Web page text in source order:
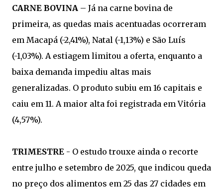
CARNE BOVINA – Já na carne bovina de
primeira, as quedas mais acentuadas ocorreram
em Macapá (-2,41%), Natal (-1,13%) e São Luís
(-1,03%). A estiagem limitou a oferta, enquanto a
baixa demanda impediu altas mais
generalizadas. O produto subiu em 16 capitais e
caiu em 11. A maior alta foi registrada em Vitória
(4,57%).
TRIMESTRE - O estudo trouxe ainda o recorte
entre julho e setembro de 2025, que indicou queda
no preço dos alimentos em 25 das 27 cidades em